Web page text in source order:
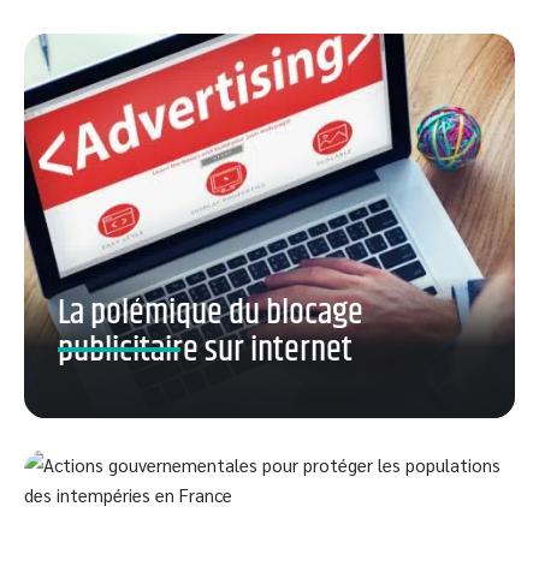
La polémique du blocage
publicitaire sur internet